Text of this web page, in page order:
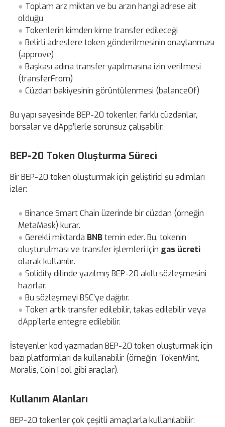
Toplam arz miktarı ve bu arzın hangi adrese ait
olduğu
Tokenlerin kimden kime transfer edileceği
Belirli adreslere token gönderilmesinin onaylanması
(approve)
Başkası adına transfer yapılmasına izin verilmesi
(transferFrom)
Cüzdan bakiyesinin görüntülenmesi (balanceOf)
Bu yapı sayesinde BEP-20 tokenler, farklı cüzdanlar,
borsalar ve dApp’lerle sorunsuz çalışabilir.
BEP-20 Token Oluşturma Süreci
Bir BEP-20 token oluşturmak için geliştirici şu adımları
izler:
Binance Smart Chain üzerinde bir cüzdan (örneğin
MetaMask) kurar.
Gerekli miktarda BNBtemin eder. Bu, tokenin
oluşturulması ve transfer işlemleri için gas ücreti
olarak kullanılır.
Solidity dilinde yazılmış BEP-20 akıllı sözleşmesini
hazırlar.
Bu sözleşmeyi BSC’ye dağıtır.
Token artık transfer edilebilir, takas edilebilir veya
dApp’lerle entegre edilebilir.
İsteyenler kod yazmadan BEP-20 token oluşturmak için
bazı platformları da kullanabilir (örneğin: TokenMint,
Moralis, CoinTool gibi araçlar).
Kullanım Alanları
BEP-20 tokenler çok çeşitli amaçlarla kullanılabilir: